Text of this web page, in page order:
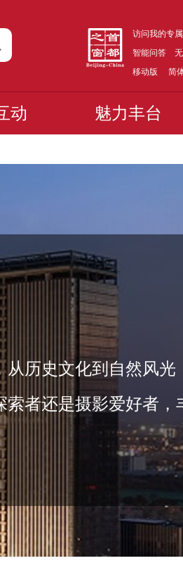
访问我的专
智能问答
移动版
简
动 魅力丰台
历史文化到自然风光
者还是摄影爱好者，